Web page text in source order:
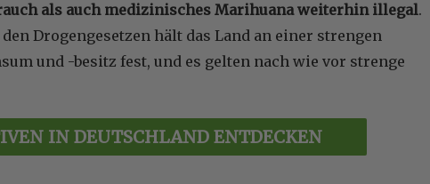
als auch medizinisches Marihuana weiterhin illegal.
Drogengesetzen hält das Land an einer strengen
und -besitz fest, und es gelten nach wie vor strenge
IN DEUTSCHLAND ENTDECKEN